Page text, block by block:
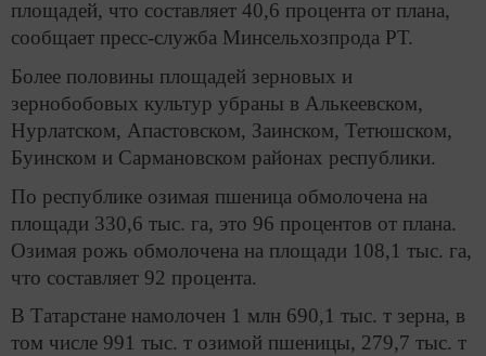
площадей, что составляет 40,6 процента от плана,
сообщает пресс-служба Минсельхозпрода РТ.
Более половины площадей зерновых и
зернобобовых культур убраны в Алькеевском,
Нурлатском, Апастовском, Заинском, Тетюшском,
Буинском и Сармановском районах республики.
По республике озимая пшеница обмолочена на
площади 330,6 тыс. га, это 96 процентов от плана.
Озимая рожь обмолочена на площади 108,1 тыс. га,
что составляет 92 процента.
В Татарстане намолочен 1 млн 690,1 тыс. т зерна, в
том числе 991 тыс. т озимой пшеницы, 279,7 тыс. т